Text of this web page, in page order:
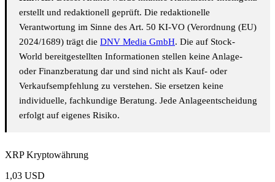
erstellt und redaktionell geprüft. Die redaktionelle
Verantwortung im Sinne des Art. 50 KI-VO (Verordnung (EU)
2024/1689) trägt die DNV Media GmbH. Die auf Stock-
World bereitgestellten Informationen stellen keine Anlage-
oder Finanzberatung dar und sind nicht als Kauf- oder
Verkaufsempfehlung zu verstehen. Sie ersetzen keine
individuelle, fachkundige Beratung. Jede Anlageentscheidung
erfolgt auf eigenes Risiko.
XRP Kryptowährung
1,03 USD